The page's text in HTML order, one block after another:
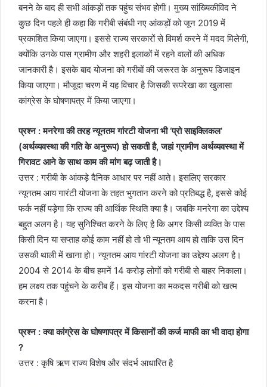
बनने के बाद ही सभी आंकड़ों तक पहुंच संभव होगी। मुख्य सांख्यिकीविद ने
कुछ दिन पहले ही कहा कि गरीबी संबंधी नए आंकड़ों को जून 2019 में
प्रकाशित किया जाएगा। इससे राज्य सरकारों से विमर्श करने में मदद मिलेगी,
क्योंकि उनके पास ग्रामीण और शहरी इलाकों में रहने वालों की अधिक
जानकारी है। इसके बाद योजना को गरीबों की जरूरत के अनुरूप डिजाइन
किया जाएगा। मौजूदा चरण में यह विचार है जिसकी रूपरेखा का खुलासा
कांग्रेस के घोषणापत्र में किया जाएगा।
प्रश्न : मनरेगा की तरह न्यूनतम गांरटी योजना भी ‘प्रो साइक्लिकल’
(अर्थव्यवस्था की गति के अनुरूप) हो सकती है, जहां ग्रामीण अर्थव्यवस्था में
गिरावट आने के साथ काम की मांग बढ़ जाती है।
उत्तर : गरीबी के आंकड़े दैनिक आधार पर नहीं आते। इसलिए सरकार
न्यूनतम आय गारंटी योजना के तहत भुगतान करने को प्रतिबद्ध है, इससे कोई
फर्क नहीं पड़ेगा कि राज्य की आर्थिक स्थिति क्या है। जबकि मनरेगा का उद्देश्य
बहुत अलग है। यह सुनिश्चित करने के लिए है कि अगर किसी व्यक्ति के पास
किसी दिन या सप्ताह कोई काम नहीं हो तो भी न्यूनतम आय हो ताकि उस दिन
उसकी थाली में खाना हो। न्यूनतम आय गांरटी योजना का उद्देश्य अलग है।
2004 से 2014 के बीच हमनें 14 करोड़ लोगों को गरीबी से बाहर निकाला।
हम लक्ष्य तक पहुंचने के करीब हैं। इस योजना का मकदस गरीबी को खत्म
करना है।
प्रश्न : क्या कांग्रेस के घोषणापत्र में किसानों की कर्ज माफी का भी वादा होगा
?
उत्तर : कृषि ऋण राज्य विशेष और संदर्भ आधारित है